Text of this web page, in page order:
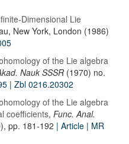
Dimensional Lie
New York, London (1986)
of the Lie algebra
Nauk SSSR (1970) no.
| Zbl 0216.20302
of the Lie algebra
coefficients, Func. Anal.
pp. 181-192 | Article | MR